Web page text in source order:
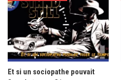
Et si un sociopathe pouvait